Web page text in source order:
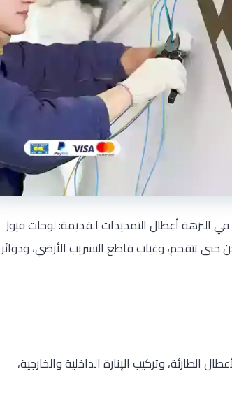
النزهة أعطال التمديدات القديمة: لوحات فيوز
تتفحم، وغياب قاطع التسريب الأرضي، ودوائر
الطارئة، وتركيب الإنارة الداخلية والخارجية،